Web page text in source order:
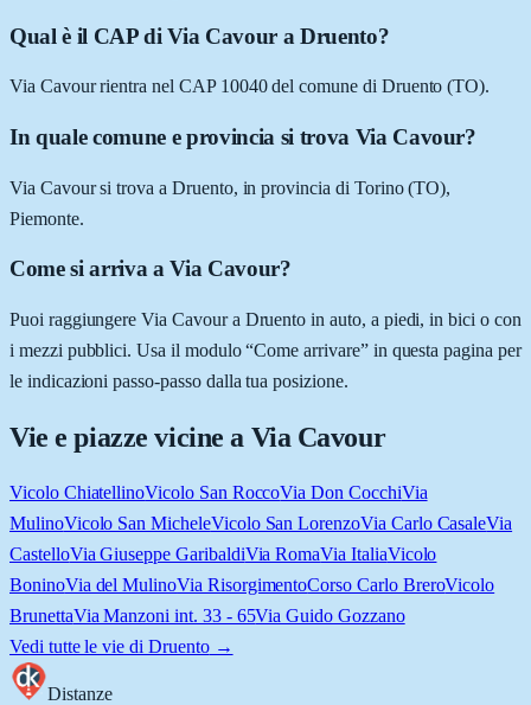
Qual è il CAP di Via Cavour a Druento?
Via Cavour rientra nel CAP 10040 del comune di Druento (TO).
In quale comune e provincia si trova Via Cavour?
Via Cavour si trova a Druento, in provincia di Torino (TO),
Piemonte.
Come si arriva a Via Cavour?
Puoi raggiungere Via Cavour a Druento in auto, a piedi, in bici o con
i mezzi pubblici. Usa il modulo “Come arrivare” in questa pagina per
le indicazioni passo-passo dalla tua posizione.
Vie e piazze vicine a Via Cavour
Vicolo ChiatellinoVicolo San RoccoVia Don CocchiVia
MulinoVicolo San MicheleVicolo San LorenzoVia Carlo CasaleVia
CastelloVia Giuseppe GaribaldiVia RomaVia ItaliaVicolo
BoninoVia del MulinoVia RisorgimentoCorso Carlo BreroVicolo
BrunettaVia Manzoni int. 33 - 65Via Guido Gozzano
Vedi tutte le vie di Druento→
Distanze